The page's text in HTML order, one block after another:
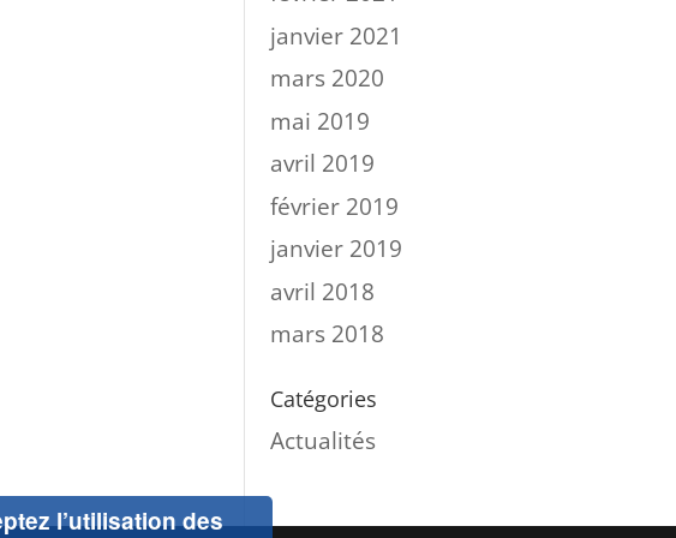
janvier 2021
mars 2020
mai 2019
avril 2019
février 2019
janvier 2019
avril 2018
mars 2018
Catégories
Actualités
l’utilisation des